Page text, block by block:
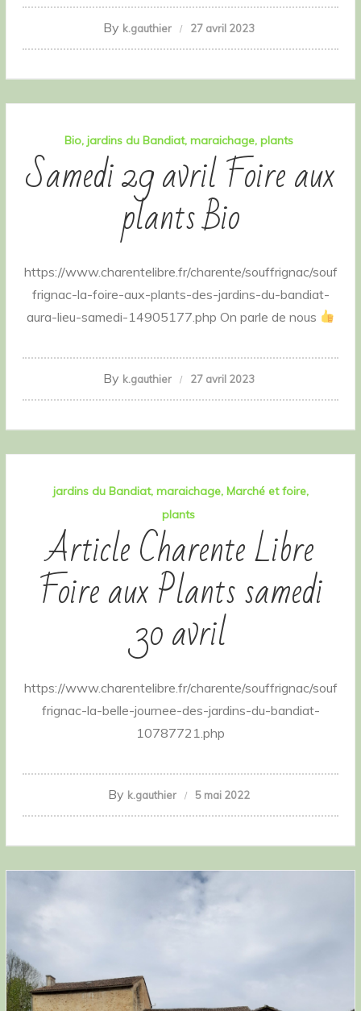
By k.gauthier 27 avril 2023
Bio jardins du Bandiat maraichage plants
Samedi 29 avril Foire aux
plants Bio
https://www.charentelibre.fr/charente/souffrignac/souf
frignac-la-foire-aux-plants-des-jardins-du-bandiat-
aura-lieu-samedi-14905177.php On parle de nous
By k.gauthier 27 avril 2023
jardins du Bandiat maraichage Marché et foire
plants
Article Charente Libre
Foire aux Plants samedi
30 avril
https://www.charentelibre.fr/charente/souffrignac/souf
frignac-la-belle-journee-des-jardins-du-bandiat-
10787721.php
By k.gauthier 5 mai 2022